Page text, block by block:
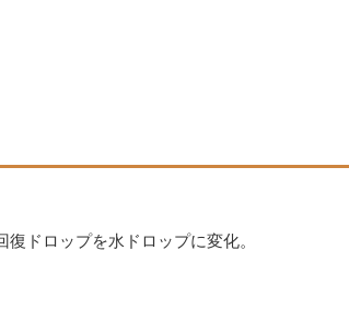
ドロップを水ドロップに変化。